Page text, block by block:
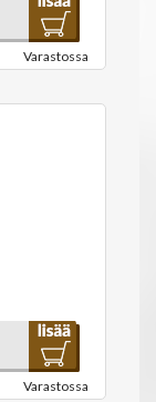
Varastossa
Varastossa